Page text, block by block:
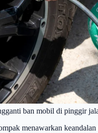
ban mobil di pinggir
menawarkan